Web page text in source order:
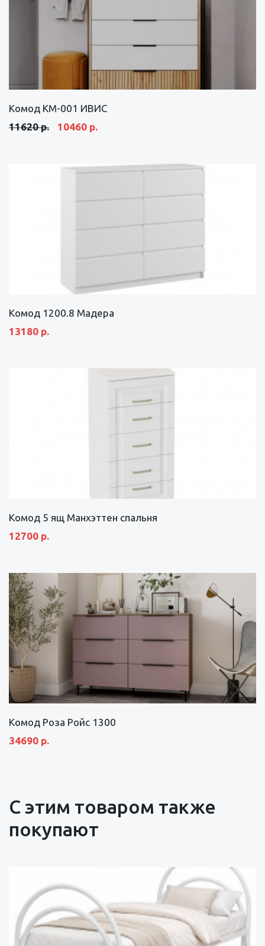
Комод КМ-001 ИВИС
11620 р.
10460 р.
Комод 1200.8 Мадера
13180 р.
Комод 5 ящ Манхэттен спальня
12700 р.
Комод Роза Ройс 1300
34690 р.
С этим товаром также
покупают